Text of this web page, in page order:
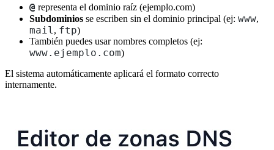
@ representa el dominio raíz (ejemplo.com)
Subdominios se escriben sin el dominio principal (ej: www,
mail, ftp)
También puedes usar nombres completos (ej:
www.ejemplo.com)
El sistema automáticamente aplicará el formato correcto
internamente.